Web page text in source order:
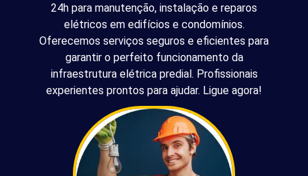
24h para manutenção, instalação e reparos
elétricos em edifícios e condomínios.
Oferecemos serviços seguros e eficientes para
garantir o perfeito funcionamento da
infraestrutura elétrica predial. Profissionais
experientes prontos para ajudar. Ligue agora!